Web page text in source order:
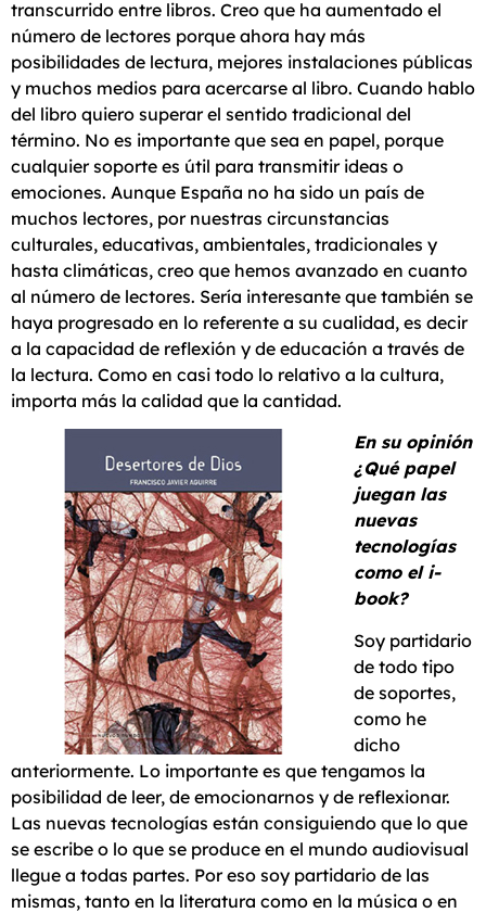
transcurrido entre libros. Creo que ha aumentado el
número de lectores porque ahora hay más
posibilidades de lectura, mejores instalaciones públicas
y muchos medios para acercarse al libro. Cuando hablo
del libro quiero superar el sentido tradicional del
término. No es importante que sea en papel, porque
cualquier soporte es útil para transmitir ideas o
emociones. Aunque España no ha sido un país de
muchos lectores, por nuestras circunstancias
culturales, educativas, ambientales, tradicionales y
hasta climáticas, creo que hemos avanzado en cuanto
al número de lectores. Sería interesante que también se
haya progresado en lo referente a su cualidad, es decir
a la capacidad de reflexión y de educación a través de
la lectura. Como en casi todo lo relativo a la cultura,
importa más la calidad que la cantidad.
En su opinión
¿Qué papel
juegan las
nuevas
tecnologías
como el i-
book?
Soy partidario
de todo tipo
de soportes,
como he
dicho
anteriormente. Lo importante es que tengamos la
posibilidad de leer, de emocionarnos y de reflexionar.
Las nuevas tecnologías están consiguiendo que lo que
se escribe o lo que se produce en el mundo audiovisual
llegue a todas partes. Por eso soy partidario de las
mismas, tanto en la literatura como en la música o en